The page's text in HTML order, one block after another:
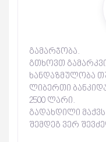
გამარჯობა.
გთხოვთ
ხანდაზმულობა
ლიბერთი
2500 ლარი.
გადახდილი მაქვს
შემდეგ ვერ